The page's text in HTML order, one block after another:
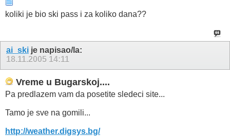
koliki je bio ski pass i za koliko dana??
ai_ski je napisao/la:
18.11.2005 14:11
Vreme u Bugarskoj....
Pa predlazem vam da posetite sledeci site...
Tamo je sve na gomili...
http://weather.digsys.bg/